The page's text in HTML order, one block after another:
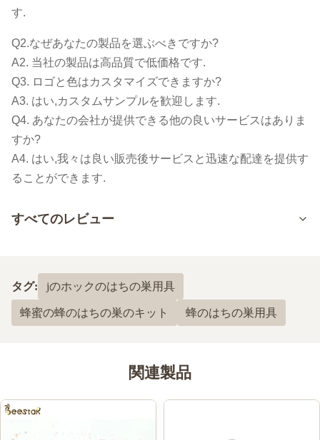
す.
Q2.なぜあなたの製品を選ぶべきですか?
A2. 当社の製品は高品質で低価格です.
Q3. ロゴと色はカスタマイズできますか?
A3. はい,カスタムサンプルを歓迎します.
Q4. あなたの会社が提供できる他の良いサービスはありま
すか?
A4. はい,我々は良い販売後サービスと迅速な配達を提供す
ることができます.
すべてのレビュー
5.0最近の50件のレビューに基づいて
5
100%
D Daisy kokonato
Jan 16.2024
タグ: jのホックのはちの巣用具
蜂蜜の蜂のはちの巣のキット 蜂のはちの巣用具
関連製品